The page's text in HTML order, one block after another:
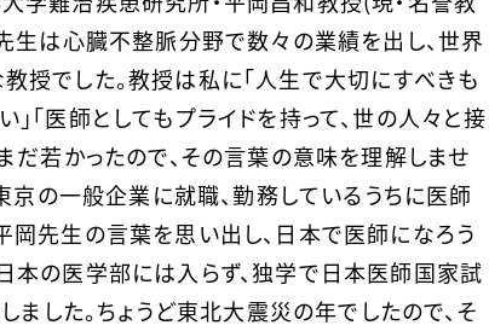
生は心臓不整脈分野で数々の業績を出し、世界
授でした。教授は私に「人生で大切にすべきも
「医師としてもプライドを持って、世の人々と接
だ若かったので、その言葉の意味を理解しませ
の一般企業に就職、勤務しているうちに医師
岡先生の言葉を思い出し、日本で医師になろう
本の医学部には入らず、独学で日本医師国家試
した。ちょうど東北大震災の年でしたので、そ